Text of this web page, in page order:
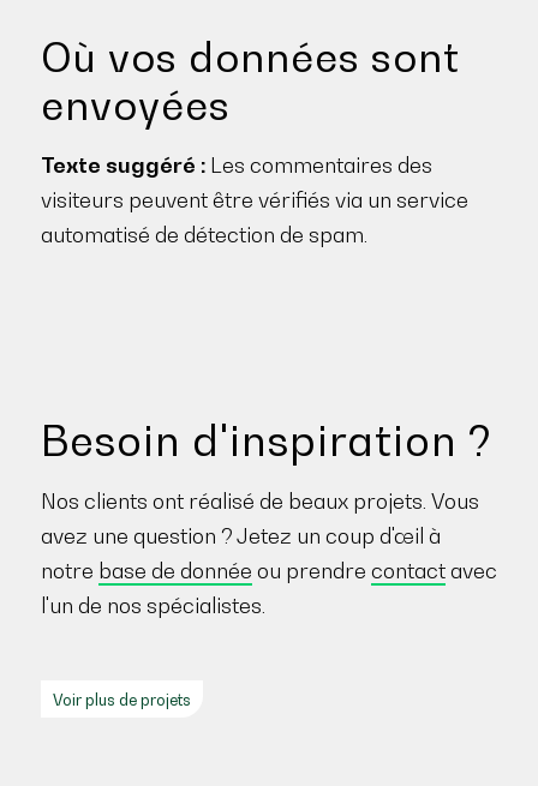
Où vos données sont
envoyées
Texte suggéré : Les commentaires des
visiteurs peuvent être vérifiés via un service
automatisé de détection de spam.
Besoin d'inspiration ?
Nos clients ont réalisé de beaux projets. Vous
avez une question ? Jetez un coup d'œil à
notre base de donnée ou prendre contactavec
l'un de nos spécialistes.
Voir plus de projets